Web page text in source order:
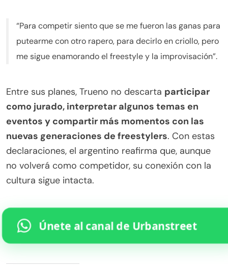
“Para competir siento que se me fueron las ganas para
putearme con otro rapero, para decirlo en criollo, pero
me sigue enamorando el freestyle y la improvisación”.
Entre sus planes, Trueno no descarta participar
como jurado, interpretar algunos temas en
eventos y compartir más momentos con las
nuevas generaciones de freestylers. Con estas
declaraciones, el argentino reafirma que, aunque
no volverá como competidor, su conexión con la
cultura sigue intacta.
Únete al canal de Urbanstreet